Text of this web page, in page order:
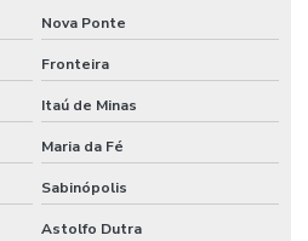
Nova Ponte
Fronteira
Itaú de Minas
Maria da Fé
Sabinópolis
Astolfo Dutra